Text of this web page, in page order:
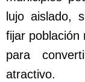
lujo aislado,
fijar población
para
atractivo.